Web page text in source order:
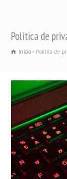
Política de
Inicio Política de